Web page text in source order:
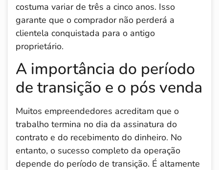
costuma variar de três a cinco anos. Isso
garante que o comprador não perderá a
clientela conquistada para o antigo
proprietário.
A importância do período
de transição e o pós venda
Muitos empreendedores acreditam que o
trabalho termina no dia da assinatura do
contrato e do recebimento do dinheiro. No
entanto, o sucesso completo da operação
depende do período de transição. É altamente